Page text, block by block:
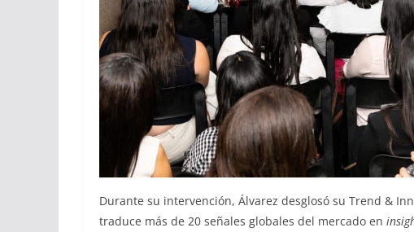
Durante su intervención, Álvarez desglosó su Trend &
traduce más de 20 señales globales del mercado en